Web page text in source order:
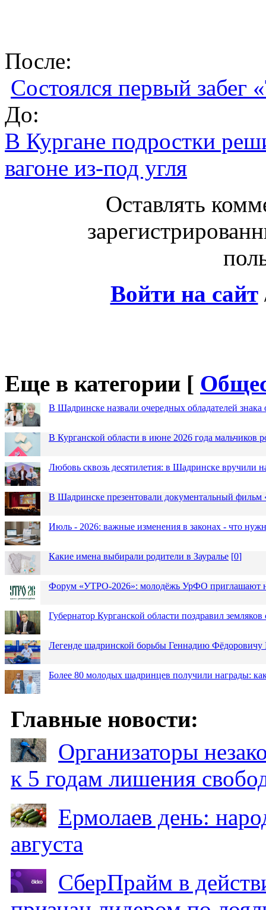
После:
Состоялся первый забег
До:
В Кургане подростки
вагоне из-под угля
Оставлять
Войти на сайт
Еще в категории [
В Шадринске назвали очередных обладателей знака
В Курганской области в июне 2026 года мальчиков
Любовь сквозь десятилетия: в Шадринске вручили
В Шадринске презентовали документальный
Июль - 2026: важные изменения в законах - что
Какие имена выбирали родители в Зауралье [0]
Форум «УТРО-2026»: молодёжь УрФО приглашают
Губернатор Курганской области поздравил
Легенде шадринской борьбы Геннадию Фёдоровичу
Более 80 молодых шадринцев получили награды:
Главные новости:
Организаторы
к 5 годам лишения
Ермолаев день:
августа
СберПрайм в